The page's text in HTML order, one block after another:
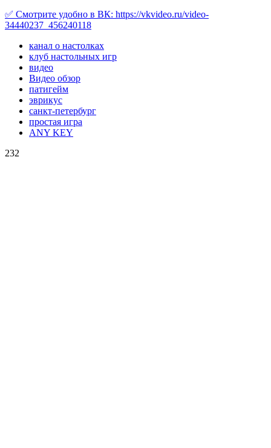
✅ Cмотрите удобно в ВК: https://vkvideo.ru/video-
34440237_456240118
канал о настолках
клуб настольных игр
видео
Видео обзор
патигейм
эврикус
санкт-петербург
простая игра
ANY KEY
232